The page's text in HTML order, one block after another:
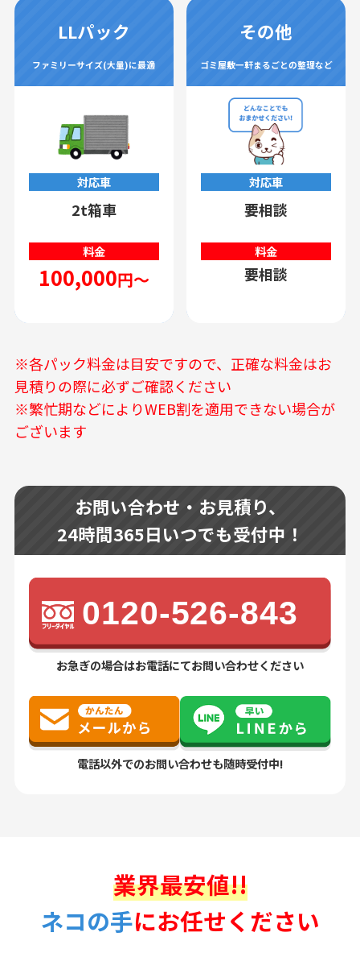
LLパック
ファミリーサイズ(大量)に最適
対応車
2t箱車
料金
100,000円～
その他
ゴミ屋敷一軒まるごとの整理など
対応車
要相談
料金
要相談
※各パック料金は目安ですので、正確な料金はお
見積りの際に必ずご確認ください
※繁忙期などによりWEB割を適用できない場合が
ございます
お問い合わせ・お見積り、
24時間365日いつでも受付中！
0120-526-843
お急ぎの場合はお電話にてお問い合わせください
電話以外でのお問い合わせも随時受付中!
業界最安値!!
ネコの手にお任せください